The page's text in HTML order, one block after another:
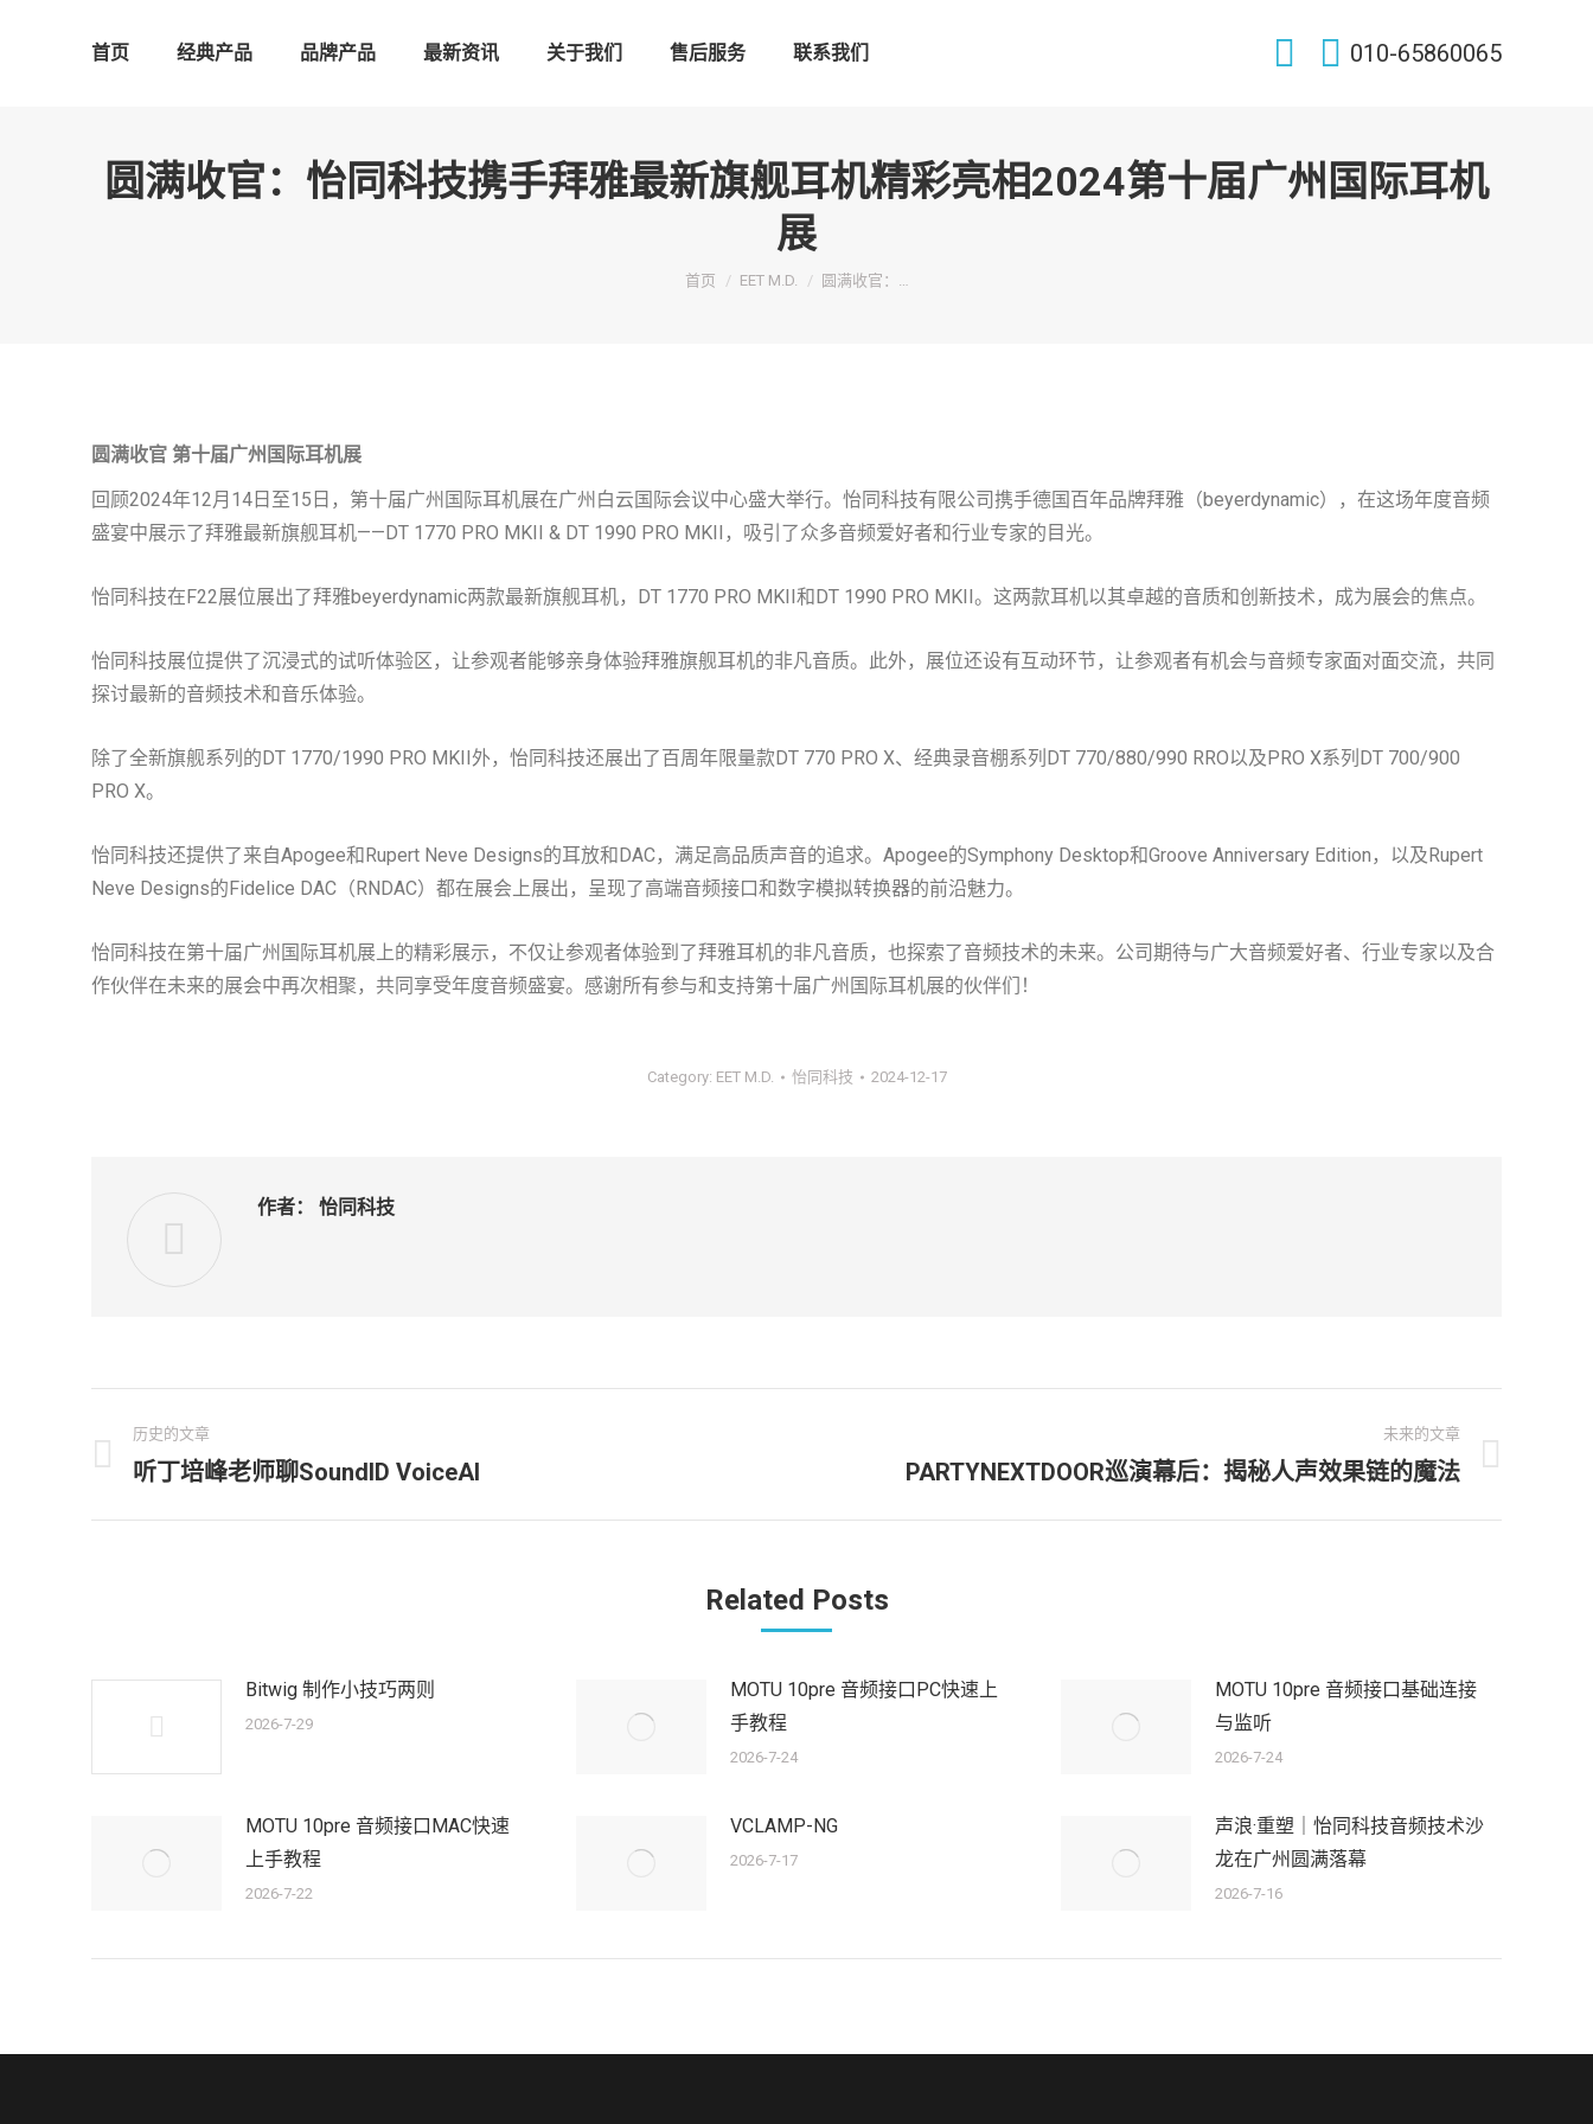
首页 经典产品 品牌产品 最新资讯 关于我们 售后服务 联系我们 010-65860065
圆满收官：怡同科技携手拜雅最新旗舰耳机精彩亮相2024第十届广州国际耳机
展
您在这里：
首页 EET M.D. 圆满收官：…
圆满收官 第十届广州国际耳机展
回顾2024年12月14日至15日，第十届广州国际耳机展在广州白云国际会议中心盛大举行。怡同科技有限公司携手德国百年品牌拜雅（beyerdynamic），在这场年度音频
盛宴中展示了拜雅最新旗舰耳机——DT 1770 PRO MKII & DT 1990 PRO MKII，吸引了众多音频爱好者和行业专家的目光。
怡同科技在F22展位展出了拜雅beyerdynamic两款最新旗舰耳机，DT 1770 PRO MKII和DT 1990 PRO MKII。这两款耳机以其卓越的音质和创新技术，成为展会的焦点。
怡同科技展位提供了沉浸式的试听体验区，让参观者能够亲身体验拜雅旗舰耳机的非凡音质。此外，展位还设有互动环节，让参观者有机会与音频专家面对面交流，共同
探讨最新的音频技术和音乐体验。
除了全新旗舰系列的DT 1770/1990 PRO MKII外，怡同科技还展出了百周年限量款DT 770 PRO X、经典录音棚系列DT 770/880/990 RRO以及PRO X系列DT 700/900
PRO X。
怡同科技还提供了来自Apogee和Rupert Neve Designs的耳放和DAC，满足高品质声音的追求。Apogee的Symphony Desktop和Groove Anniversary Edition，以及Rupert
Neve Designs的Fidelice DAC（RNDAC）都在展会上展出，呈现了高端音频接口和数字模拟转换器的前沿魅力。
怡同科技在第十届广州国际耳机展上的精彩展示，不仅让参观者体验到了拜雅耳机的非凡音质，也探索了音频技术的未来。公司期待与广大音频爱好者、行业专家以及合
作伙伴在未来的展会中再次相聚，共同享受年度音频盛宴。感谢所有参与和支持第十届广州国际耳机展的伙伴们！
Category: EET M.D. 怡同科技 2024-12-17
作者： 怡同科技
章
导
历史的文章
历
听丁培峰老师聊SoundID VoiceAI
未来的文章
章：
PARTYNEXTDOOR巡演幕后：揭秘人声效果链的魔法
Related Posts
Bitwig 制作小技巧两则
2026-7-29
MOTU 10pre 音频接口PC快速上
手教程
2026-7-24
MOTU 10pre 音频接口基础连接
与监听
2026-7-24
MOTU 10pre 音频接口MAC快速
上手教程
2026-7-22
VCLAMP-NG
2026-7-17
声浪·重塑｜怡同科技音频技术沙
龙在广州圆满落幕
2026-7-16